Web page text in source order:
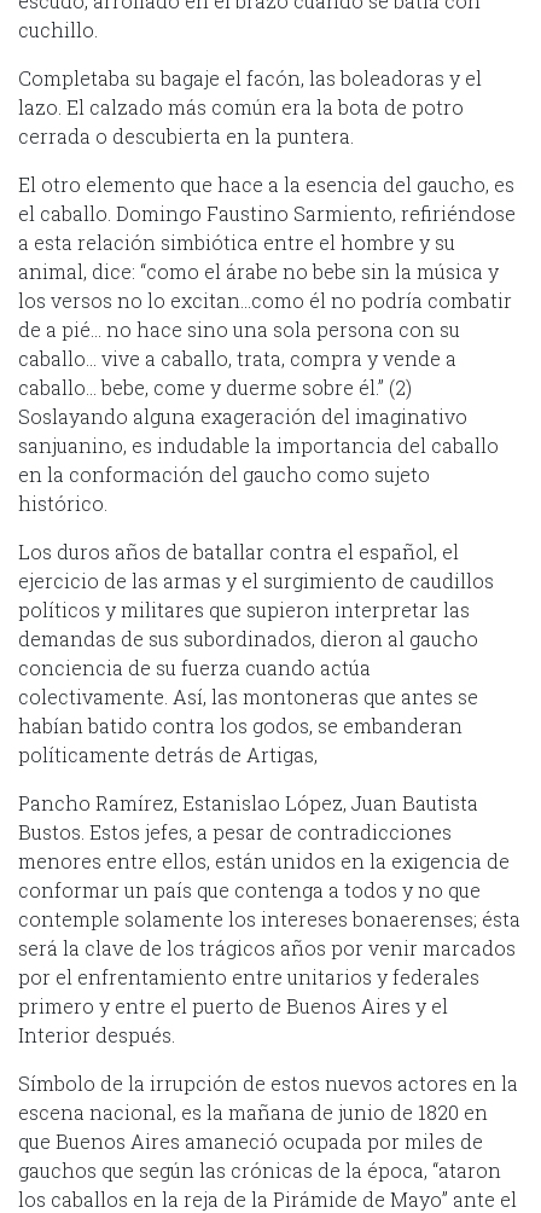
cuchillo.
Completaba su bagaje el facón, las boleadoras y el
lazo. El calzado más común era la bota de potro
cerrada o descubierta en la puntera.
El otro elemento que hace a la esencia del gaucho, es
el caballo. Domingo Faustino Sarmiento, refiriéndose
a esta relación simbiótica entre el hombre y su
animal, dice: “como el árabe no bebe sin la música y
los versos no lo excitan…como él no podría combatir
de a pié… no hace sino una sola persona con su
caballo… vive a caballo, trata, compra y vende a
caballo… bebe, come y duerme sobre él.” (2)
Soslayando alguna exageración del imaginativo
sanjuanino, es indudable la importancia del caballo
en la conformación del gaucho como sujeto
histórico.
Los duros años de batallar contra el español, el
ejercicio de las armas y el surgimiento de caudillos
políticos y militares que supieron interpretar las
demandas de sus subordinados, dieron al gaucho
conciencia de su fuerza cuando actúa
colectivamente. Así, las montoneras que antes se
habían batido contra los godos, se embanderan
políticamente detrás de Artigas,
Pancho Ramírez, Estanislao López, Juan Bautista
Bustos. Estos jefes, a pesar de contradicciones
menores entre ellos, están unidos en la exigencia de
conformar un país que contenga a todos y no que
contemple solamente los intereses bonaerenses; ésta
será la clave de los trágicos años por venir marcados
por el enfrentamiento entre unitarios y federales
primero y entre el puerto de Buenos Aires y el
Interior después.
Símbolo de la irrupción de estos nuevos actores en la
escena nacional, es la mañana de junio de 1820 en
que Buenos Aires amaneció ocupada por miles de
gauchos que según las crónicas de la época, “ataron
los caballos en la reja de la Pirámide de Mayo” ante el